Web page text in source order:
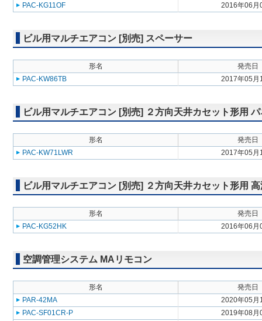
PAC-KG11OF 2016年06月
ビル用マルチエアコン [別売] スペーサー
形名
発売日
PAC-KW86TB
2017年05月
ビル用マルチエアコン [別売] ２方向天井カセット形用
形名
発売日
PAC-KW71LWR
2017年05月
ビル用マルチエアコン [別売] ２方向天井カセット形用
形名
発売日
PAC-KG52HK
2016年06月
空調管理システム MAリモコン
形名
発売日
PAR-42MA
2020年05月
PAC-SF01CR-P
2019年08月